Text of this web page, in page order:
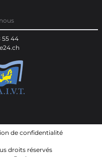
55 44
de confidentialité
droits réservés